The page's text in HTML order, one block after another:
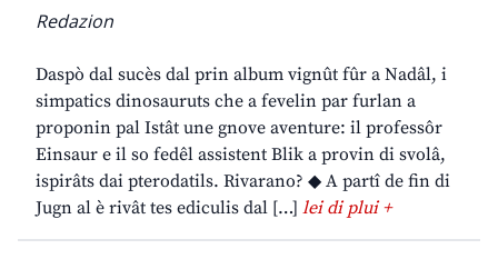
Redazion
Daspò dal sucès dal prin album vignût fûr a Nadâl, i
simpatics dinosauruts che a fevelin par furlan a
proponin pal Istât une gnove aventure: il professôr
Einsaur e il so fedêl assistent Blik a provin di svolâ,
ispirâts dai pterodatils. Rivarano? ◆ A partî de fin di
Jugn al è rivât tes ediculis dal […] lei di plui +